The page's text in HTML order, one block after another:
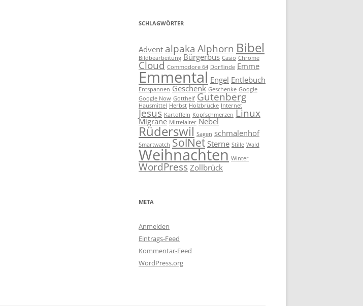
SCHLAGWÖRTER
Advent alpaka Alphorn Bibel
Bildbearbeitung Bürgerbus Casio Chrome
Cloud Commodore 64 Dorflinde Emme
Emmental Engel Entlebuch
Entspannen Geschenk Geschenke Google
Google Now Gotthelf Gutenberg
Hausmittel Herbst Holzbrücke Internet
Jesus Kartoffeln Kopfschmerzen Linux
Migräne Mittelalter Nebel
Rüderswil Sagen schmalenhof
Smartwatch SolNet Sterne Stille Wald
Weihnachten Winter
WordPress Zollbrück
META
Anmelden
Eintrags-Feed
Kommentar-Feed
WordPress.org